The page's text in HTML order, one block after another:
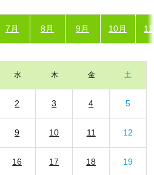
7月 8月 9月 10月
水 木 金 土
2 3 4 5
9 10 11 12
16 17 18 19